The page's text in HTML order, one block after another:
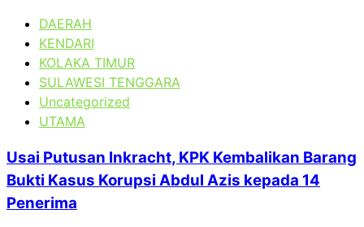
DAERAH
KENDARI
KOLAKA TIMUR
SULAWESI TENGGARA
Uncategorized
UTAMA
Usai Putusan Inkracht, KPK Kembalikan Barang
Bukti Kasus Korupsi Abdul Azis kepada 14
Penerima